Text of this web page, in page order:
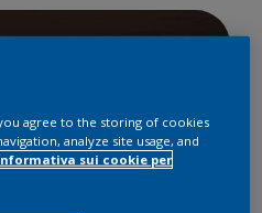
2 Mani
agree to the storing of cookies
analyze site usage, and
sui cookie per